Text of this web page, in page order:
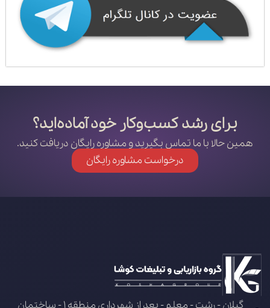
برای رشد کسب‌وکار خود آماده‌اید؟
همین حالا با ما تماس بگیرید و مشاوره رایگان دریافت کنید.
درخواست مشاوره رایگان